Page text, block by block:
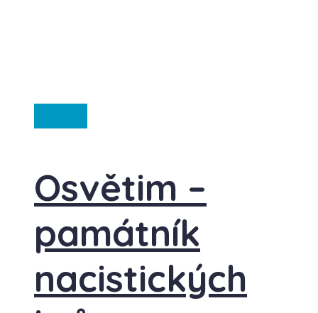
Osvětim –
památník
nacistických